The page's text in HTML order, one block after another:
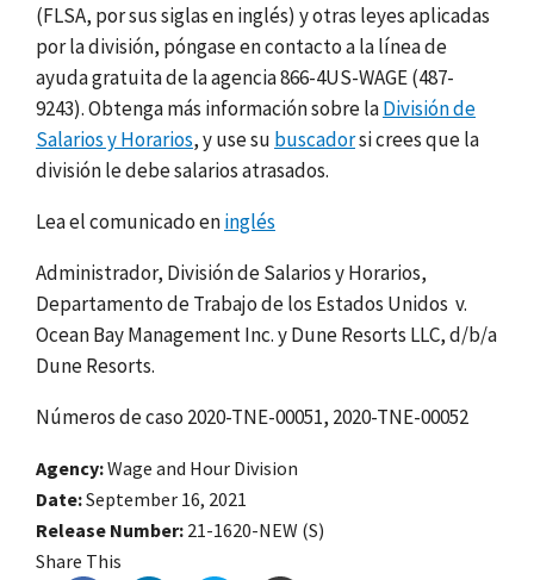
(FLSA, por sus siglas en inglés) y otras leyes aplicadas
por la división, póngase en contacto a la línea de
ayuda gratuita de la agencia 866-4US-WAGE (487-
9243). Obtenga más información sobre laDivisión de
Salarios y Horarios, y use su buscadorsi crees que la
división le debe salarios atrasados.
Lea el comunicado eninglés
Administrador, División de Salarios y Horarios,
Departamento de Trabajo de los Estados Unidos v.
Ocean Bay Management Inc. y Dune Resorts LLC, d/b/a
Dune Resorts.
Números de caso 2020-TNE-00051, 2020-TNE-00052
Agency Wage and Hour Division
Date September 16, 2021
Release Number 21-1620-NEW (S)
Share This